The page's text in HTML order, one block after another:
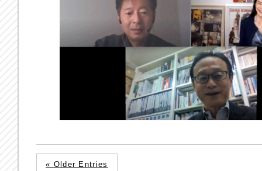
« Older Entries